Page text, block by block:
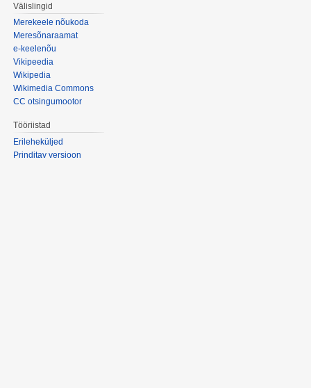
Välislingid
Merekeele nõukoda
Meresõnaraamat
e-keelenõu
Vikipeedia
Wikipedia
Wikimedia Commons
CC otsingumootor
Tööriistad
Erileheküljed
Prinditav versioon